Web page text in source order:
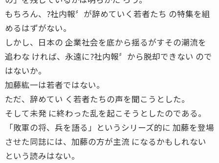
もちろん、?社内報〞が辞めていく若者たち の特集を組
めるはずがない。
しかし、日本の 企業社会を底から揺るがすその潮流を
追わな ければ、永遠に?社内報〞から脱却できない ので
はないか。
加藤紘一は若者ではない。
ただ、辞めてい く若者たちの声を聞こうとした。
そして未発 に終わった乱を起こそうとしたのである。
「敗軍の将、兵を語る」というシリーズ的に 加藤を登場
させた同誌には、加藤の方が主流 になるかもしれない
という読みはない。